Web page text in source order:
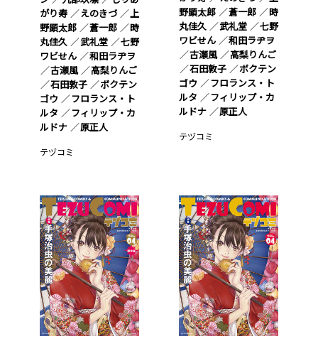
がり寿
えのきづ
上
野顕太郎
蒼一郎
時
丸佳久
武礼堂
七野
ワビせん
和田ラヂヲ
古瀬風
高梨りんご
石田敦子
ボクテン
ゴウ
フロランス・ト
ルタ
フィリップ・カ
ルドナ
原正人
テヅコミ
野顕太郎
蒼一郎
時
丸佳久
武礼堂
七野
ワビせん
和田ラヂヲ
古瀬風
高梨りんご
石田敦子
ボクテン
ゴウ
フロランス・ト
ルタ
フィリップ・カ
ルドナ
原正人
テヅコミ